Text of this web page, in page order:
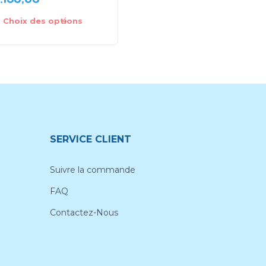
Choix des options
SERVICE CLIENT
Suivre la commande
FAQ
Contactez-Nous